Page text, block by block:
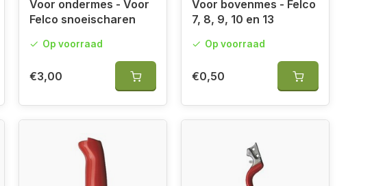
Voor ondermes - Voor
Felco snoeischaren
Op voorraad
€3,00
Voor bovenmes - Felco
7, 8, 9, 10 en 13
Op voorraad
€0,50